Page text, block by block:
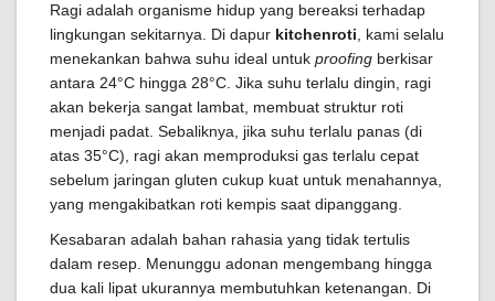
Ragi adalah organisme hidup yang bereaksi terhadap
lingkungan sekitarnya. Di dapur kitchenroti , kami selalu
menekankan bahwa suhu ideal untuk proofing berkisar
antara 24°C hingga 28°C. Jika suhu terlalu dingin, ragi
akan bekerja sangat lambat, membuat struktur roti
menjadi padat. Sebaliknya, jika suhu terlalu panas (di
atas 35°C), ragi akan memproduksi gas terlalu cepat
sebelum jaringan gluten cukup kuat untuk menahannya,
yang mengakibatkan roti kempis saat dipanggang.
Kesabaran adalah bahan rahasia yang tidak tertulis
dalam resep. Menunggu adonan mengembang hingga
dua kali lipat ukurannya membutuhkan ketenangan. Di